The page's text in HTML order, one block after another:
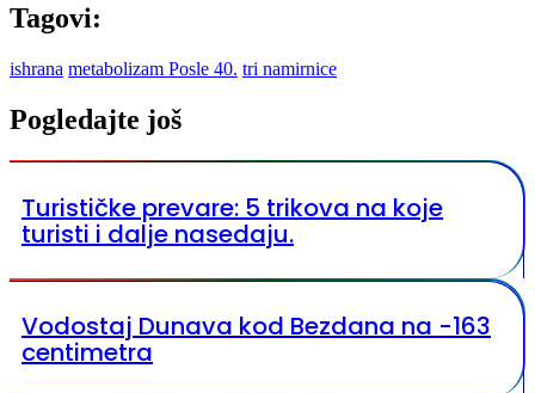
Tagovi:
ishrana metabolizam Posle 40. tri namirnice
Pogledajte još
Turističke prevare: 5 trikova na koje
turisti i dalje nasedaju.
Vodostaj Dunava kod Bezdana na -163
centimetra